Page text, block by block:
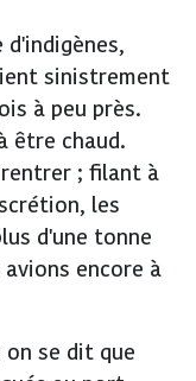
sinistrement
à peu près.
être chaud.
; filant à
les
d'une tonne
encore à
se dit que